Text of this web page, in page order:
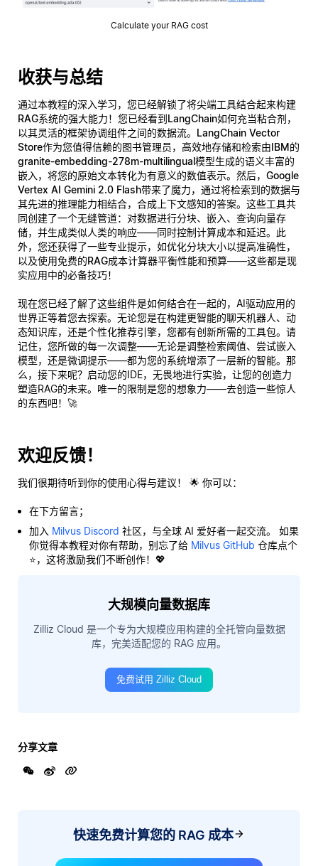
Calculate your RAG cost
收获与总结
通过本教程的深入学习，您已经解锁了将尖端工具结合起来构建
RAG系统的强大能力！您已经看到LangChain如何充当粘合剂，
以其灵活的框架协调组件之间的数据流。 LangChain Vector
Store作为您值得信赖的图书管理员，高效地存储和检索由IBM的
granite-embedding-278m-multilingual模型生成的语义丰富的
嵌入，将您的原始文本转化为有意义的数值表示。然后， Google
Vertex AI Gemini 2.0 Flash带来了魔力，通过将检索到的数据与
其先进的推理能力相结合，合成上下文感知的答案。这些工具共
同创建了一个无缝管道：对数据进行分块、嵌入、查询向量存
储，并生成类似人类的响应——同时控制计算成本和延迟。此
外，您还获得了一些专业提示，如优化分块大小以提高准确性，
以及使用免费的RAG成本计算器平衡性能和预算——这些都是现
实应用中的必备技巧！
现在您已经了解了这些组件是如何结合在一起的，AI驱动应用的
世界正等着您去探索。无论您是在构建更智能的聊天机器人、动
态知识库，还是个性化推荐引擎，您都有创新所需的工具包。请
记住，您所做的每一次调整——无论是调整检索阈值、尝试嵌入
模型，还是微调提示——都为您的系统增添了一层新的智能。那
么，接下来呢？启动您的IDE，无畏地进行实验，让您的创造力
塑造RAG的未来。唯一的限制是您的想象力——去创造一些惊人
的东西吧！🚀
欢迎反馈！
我们很期待听到你的使用心得与建议！ 🌟 你可以：
在下方留言；
加入 Milvus Discord 社区，与全球 AI 爱好者一起交流。 如果
你觉得本教程对你有帮助，别忘了给 Milvus GitHub 仓库点个
⭐，这将激励我们不断创作！💖
大规模向量数据库
Zilliz Cloud 是一个专为大规模应用构建的全托管向量数据
库，完美适配您的 RAG 应用。
免费试用 Zilliz Cloud
分享文章
快速免费计算您的 RAG 成本